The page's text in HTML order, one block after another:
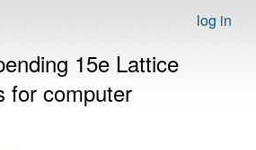
log in
15e Lattice
for computer